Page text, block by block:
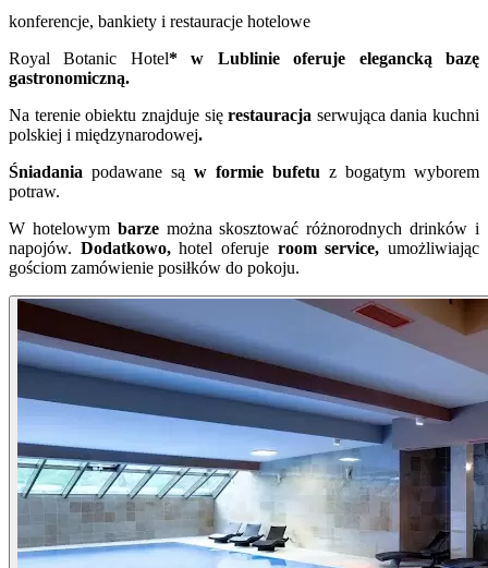
konferencje, bankiety i restauracje hotelowe
Royal Botanic Hotel* w Lublinie oferuje elegancką bazę
gastronomiczną.
Na terenie obiektu znajduje się restauracja serwująca dania kuchni
polskiej i międzynarodowej.
Śniadania podawane są w formie bufetu z bogatym wyborem
potraw.
W hotelowym barze można skosztować różnorodnych drinków i
napojów. Dodatkowo,hotel oferuje room service,umożliwiając
gościom zamówienie posiłków do pokoju.